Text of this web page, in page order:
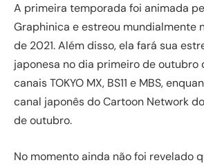
A primeira temporada foi animada
Graphinica e estreou mundialmente
de 2021. Além disso, ela fará sua
japonesa no dia primeiro de outubro
canais TOKYO MX, BS11 e MBS,
canal japonês do Cartoon Network
de outubro.
No momento ainda não foi revelado